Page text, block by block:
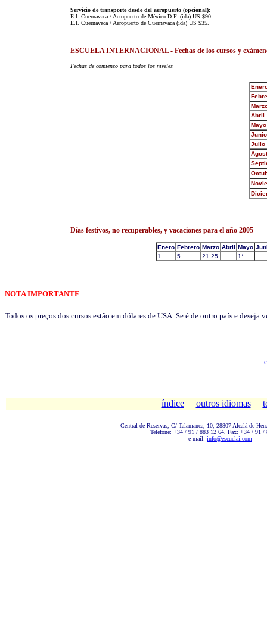
Servicio de transporte desde del aeropuerto (opcional):
E.I. Cuernavaca / Aeropuerto de México D.F. (ida) US $90.
E.I. Cuernavaca / Aeropuerto de Cuernavaca (ida) US $35.
ESCUELA INTERNACIONAL - Fechas de los cursos y
Fechas de comienzo para todos los niveles
Abril
Mayo
Junio
Julio
Días festivos, no recuperables, y vacaciones para el año 2005
Enero Febrero Marzo Abril Mayo
1
5 21,25 1*
NOTA IMPORTANTE
Todos os preços dos cursos estão em dólares de USA. Se é de outro país e
índice outros idiomas
Central de Reservas, C/ Talamanca, 10, 28807 Alcalá de
Telefone: +34 / 91 / 883 12 64, Fax: +34 / 91 /
e-mail: info@escuelai.com